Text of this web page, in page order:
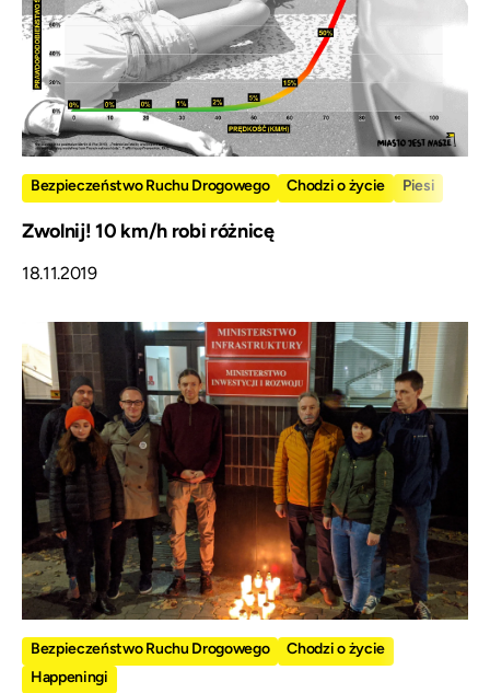
Bezpieczeństwo Ruchu Drogowego Chodzi o życie Piesi
Zwolnij! 10 km/h robi różnicę
18.11.2019
Bezpieczeństwo Ruchu Drogowego
Chodzi o życie
Happeningi